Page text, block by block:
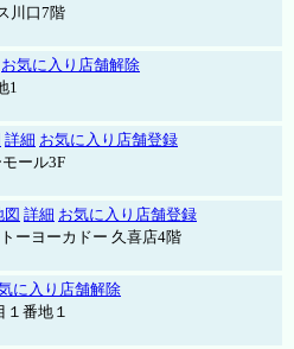
川口7階
お気に入り店舗解除
1
詳細 お気に入り店舗登録
ール3F
図 詳細 お気に入り店舗登録
ーヨーカドー 久喜店4階
に入り店舗解除
１番地１